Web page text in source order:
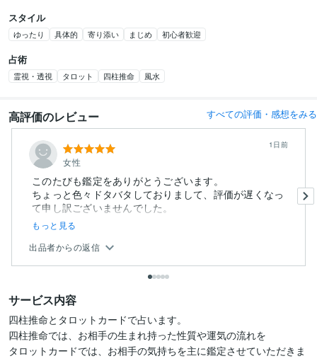
スタイル
ゆったり 具体的 寄り添い まじめ 初心者歓迎
占術
霊視・透視 タロット 四柱推命 風水
高評価のレビュー すべての評価・感想をみる
女性
1日前
このたびも鑑定をありがとうございます。
ちょっと色々ドタバタしておりまして、評価が遅くなっ
て申し訳ございませんでした。
...
もっと見る
出品者からの返信
サービス内容
四柱推命とタロットカードで占います。
四柱推命では、お相手の生まれ持った性質や運気の流れを
タロットカードでは、お相手の気持ちを主に鑑定させていただきま